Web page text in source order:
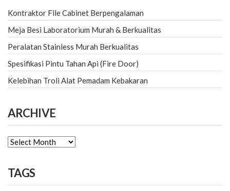
Kontraktor File Cabinet Berpengalaman
Meja Besi Laboratorium Murah & Berkualitas
Peralatan Stainless Murah Berkualitas
Spesifikasi Pintu Tahan Api (Fire Door)
Kelebihan Troli Alat Pemadam Kebakaran
ARCHIVE
ARCHIVE
TAGS